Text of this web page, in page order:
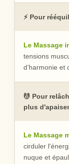
⚡ Pour
Le Massage
tensions
d’harmonie et
💆 Pour
plus
Le Massage
cirduler
nuque et